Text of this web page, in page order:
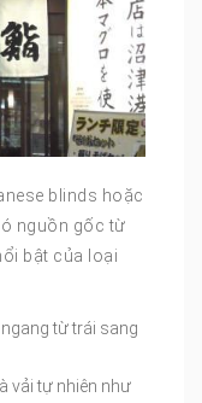
blinds hoặc
nguồn gốc từ
bật của loại
từ trái sang
vải tự nhiên như